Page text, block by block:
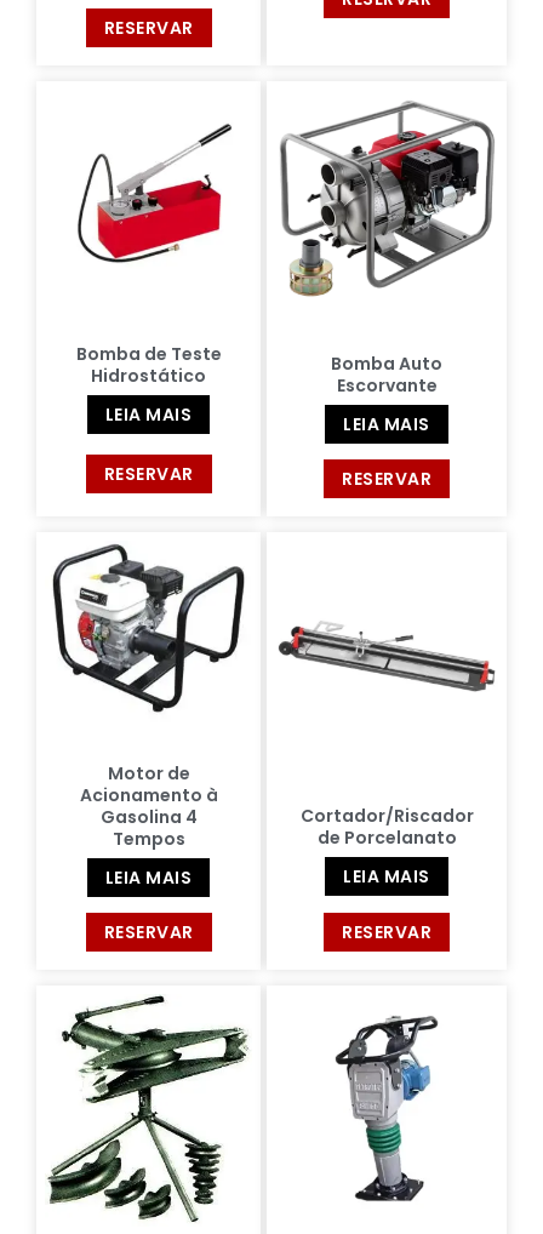
RESERVAR
Bomba de Teste
Hidrostático
LEIA MAIS
RESERVAR
Bomba Auto
Escorvante
LEIA MAIS
RESERVAR
Motor de
Acionamento à
Gasolina 4
Tempos
LEIA MAIS
RESERVAR
Cortador/Riscador
de Porcelanato
LEIA MAIS
RESERVAR